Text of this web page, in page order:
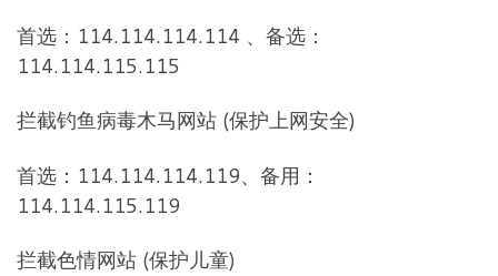
首选：114.114.114.114 、备选：
114.114.115.115
拦截钓鱼病毒木马网站 (保护上网安全)
首选：114.114.114.119、备用：
114.114.115.119
拦截色情网站 (保护儿童)